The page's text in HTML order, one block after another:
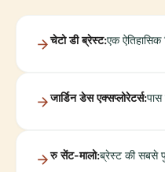
चेटो डी ब्रेस्ट:एक ऐतिहासिक
जार्डिन डेस एक्सप्लोरेटर्स:पास
रु सेंट-मालो:ब्रेस्ट की सबसे